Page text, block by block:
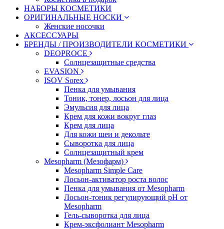
НАБОРЫ КОСМЕТИКИ
ОРИГИНАЛЬНЫЕ НОСКИ
Женские носочки
АКСЕССУАРЫ
БРЕНДЫ / ПРОИЗВОДИТЕЛИ КОСМЕТИКИ
DEOPROCE
Солнцезащитные средства
EVASION
ISOV Sorex
Пенка для умывания
Тоник, тонер, лосьон для лица
Эмульсия для лица
Крем для кожи вокруг глаз
Крем для лица
Для кожи шеи и декольте
Сыворотка для лица
Солнцезащитный крем
Mesopharm (Мезофарм)
Mesopharm Simple Care
Лосьон-активатор роста волос
Пенка для умывания от Mesopharm
Лосьон-тоник регулирующий рН от
Mesopharm
Гель-сыворотка для лица
Крем-эксфолиант Mesopharm